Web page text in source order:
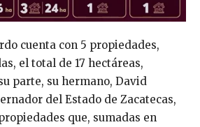
cuenta con 5 propiedades,
el total de 17 hectáreas,
parte, su hermano, David
del Estado de Zacatecas,
que, sumadas en